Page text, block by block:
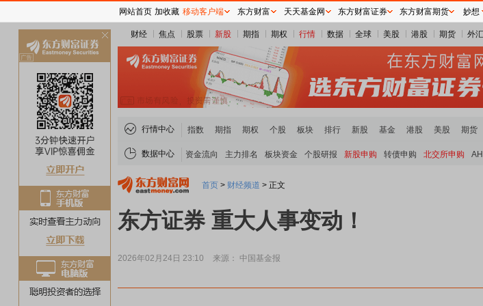
财经 焦点 股票 新股 期指 期权 行情 数据 全球 美股 港股 期货 外汇
行情中心 指数 期指 期权 个股 板块 排行 新股 基金 港股 美股 期货
数据中心 资金流向 主力排名 板块资金 个股研报 新股申购 转债申购 北交所申购
首页 > 财经频道 > 正文
东方证券 重大人事变动！
2026年02月24日 23:10 来源： 中国基金报
网站首页 加收藏 移动客户端 东方财富 天天基金网 东方财富证券 东方财富期货 妙想
关